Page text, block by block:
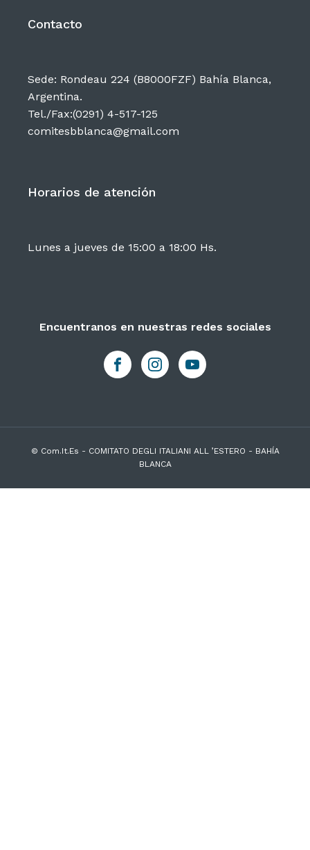
Contacto
Sede: Rondeau 224 (B8000FZF) Bahía Blanca,
Argentina.
Tel./Fax:(0291) 4-517-125
comitesbblanca@gmail.com
Horarios de atención
Lunes a jueves de 15:00 a 18:00 Hs.
Encuentranos en nuestras redes sociales
© Com.It.Es - COMITATO DEGLI ITALIANI ALL ’ESTERO - BAHÍA
BLANCA